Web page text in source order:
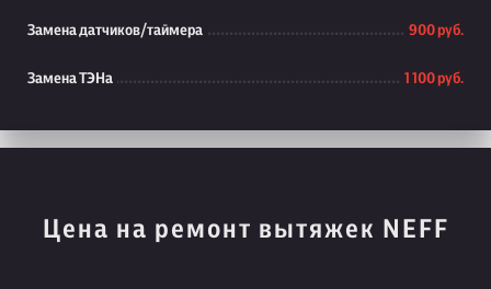
Замена датчиков/таймера 900 руб.
Замена ТЭНа 1 100 руб.
Цена на ремонт вытяжек NEFF